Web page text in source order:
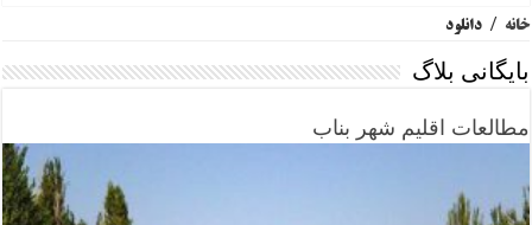
خانه / دانلود
بایگانی بلاگ
مطالعات اقلیم شهر بناب